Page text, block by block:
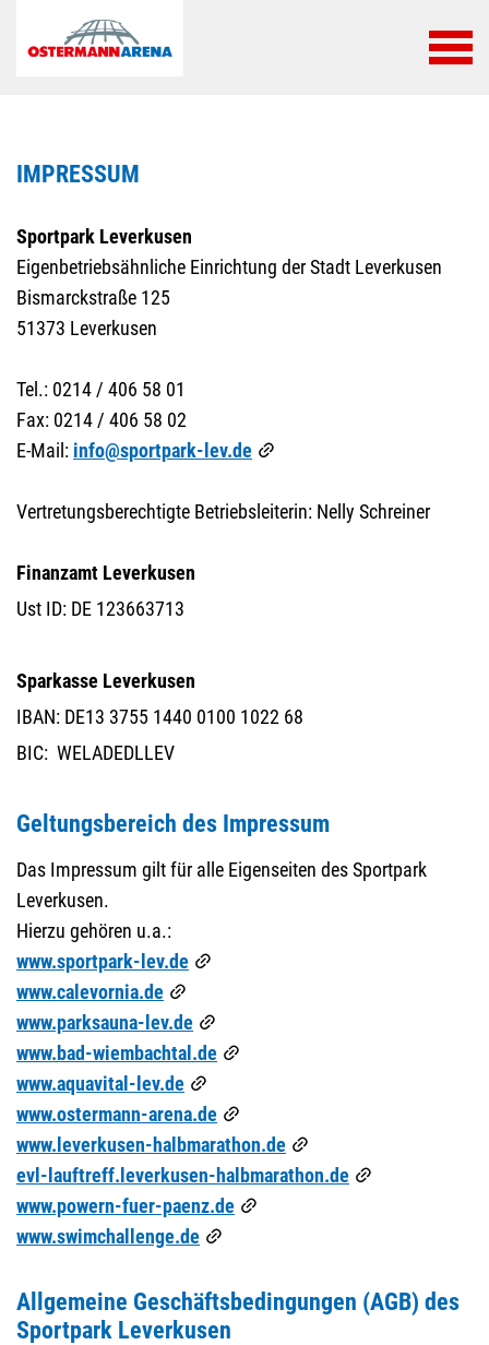
IMPRESSUM
Sportpark Leverkusen
Eigenbetriebsähnliche Einrichtung der Stadt Leverkusen
Bismarckstraße 125
51373 Leverkusen
Tel.: 0214 / 406 58 01
Fax: 0214 / 406 58 02
E-Mail: info@sportpark-lev.de
Vertretungsberechtigte Betriebsleiterin: Nelly Schreiner
Finanzamt Leverkusen
Ust ID: DE 123663713
Sparkasse Leverkusen
IBAN: DE13 3755 1440 0100 1022 68
BIC: WELADEDLLEV
Geltungsbereich des Impressum
Das Impressum gilt für alle Eigenseiten des Sportpark
Leverkusen.
Hierzu gehören u.a.:
www.sportpark-lev.de
www.calevornia.de
www.parksauna-lev.de
www.bad-wiembachtal.de
www.aquavital-lev.de
www.ostermann-arena.de
www.leverkusen-halbmarathon.de
evl-lauftreff.leverkusen-halbmarathon.de
www.powern-fuer-paenz.de
www.swimchallenge.de
Allgemeine Geschäftsbedingungen (AGB) des
Sportpark Leverkusen